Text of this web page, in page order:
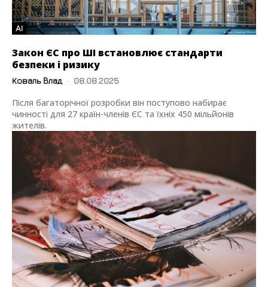
AI
Закон ЄС про ШІ встановлює стандарти
безпеки і ризику
Коваль Влад - 08.08.2025
Після багаторічної розробки він поступово набирає
чинності для 27 країн-членів ЄС та їхніх 450 мільйонів
жителів.